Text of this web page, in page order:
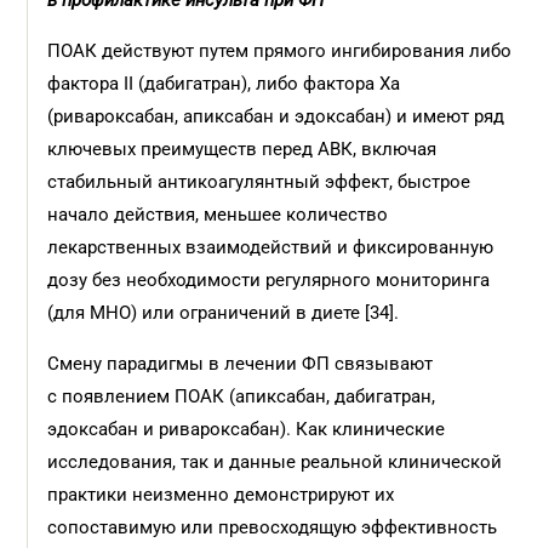
ПОAК действуют путем прямого ингибирования либо
фактора II (дабигатран), либо фактора Xa
(ривароксабан, апиксабан и эдоксабан) и имеют ряд
ключевых преимуществ перед АВК, включая
стабильный антикоагулянтный эффект, быстрое
начало действия, меньшее количество
лекарственных взаимодействий и фиксированную
дозу без необходимости регулярного мониторинга
(для МНО) или ограничений в диете [34].
Смену парадигмы в лечении ФП связывают
с появлением ПОАК (апиксабан, дабигатран,
эдоксабан и ривароксабан). Как клинические
исследования, так и данные реальной клинической
практики неизменно демонстрируют их
сопоставимую или превосходящую эффективность